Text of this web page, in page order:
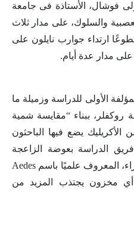
فوشال، الأستاذة فى جامعة
والسلوك، على مدار ثلاث
من مجموعة من 64 متطوعًا ارتداء جوارب نايلون على
مدار عدة أيام.
الأولى للدراسة وزميلة ما
روكفلر، ببناء “مقايسة شمية
يضع فيها الباحثون
الدراسة بعوضة الزاعجة
المعروف علميًا باسم Aedes
مخزون يجتذب المزيد من